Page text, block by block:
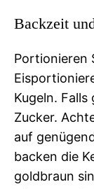
Backzeit
Portionieren
Kugeln.
Zucker.
auf
backen die
goldbraun